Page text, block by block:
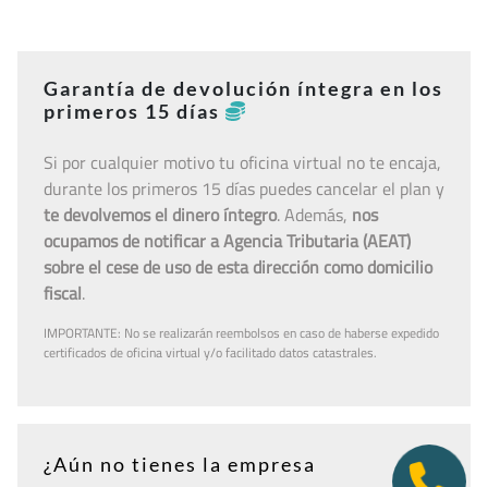
Garantía de devolución íntegra en los
primeros 15 días
Si por cualquier motivo tu oficina virtual no te encaja,
durante los primeros 15 días puedes cancelar el plan y
te devolvemos el dinero íntegro. Además, nos
ocupamos de notificar a Agencia Tributaria (AEAT)
sobre el cese de uso de esta dirección como domicilio
fiscal.
IMPORTANTE: No se realizarán reembolsos en caso de haberse expedido
certificados de oficina virtual y/o facilitado datos catastrales.
¿Aún no tienes la empresa